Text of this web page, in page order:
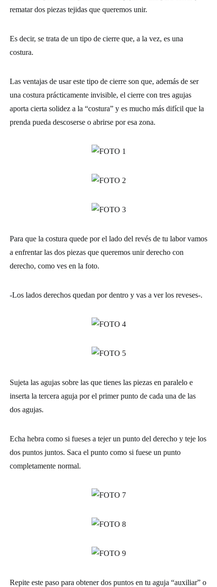
rematar dos piezas tejidas que queremos unir.
Es decir, se trata de un tipo de cierre que, a la vez, es una
costura.
Las ventajas de usar este tipo de cierre son que, además de ser
una costura prácticamente invisible, el cierre con tres agujas
aporta cierta solidez a la “costura” y es mucho más difícil que la
prenda pueda descoserse o abrirse por esa zona.
Para que la costura quede por el lado del revés de tu labor vamos
a enfrentar las dos piezas que queremos unir derecho con
derecho, como ves en la foto.
-Los lados derechos quedan por dentro y vas a ver los reveses-.
Sujeta las agujas sobre las que tienes las piezas en paralelo e
inserta la tercera aguja por el primer punto de cada una de las
dos agujas.
Echa hebra como si fueses a tejer un punto del derecho y teje los
dos puntos juntos. Saca el punto como si fuese un punto
completamente normal.
Repite este paso para obtener dos puntos en tu aguja “auxiliar” o